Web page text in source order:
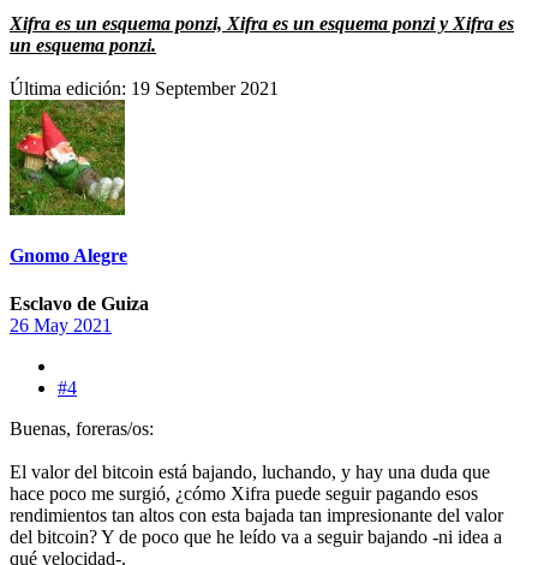
Xifra es un esquema ponzi, Xifra es un esquema ponzi y Xifra es
un esquema ponzi.
Última edición: 19 September 2021
Gnomo Alegre
Esclavo de Guiza
26 May 2021
#4
Buenas, foreras/os:
El valor del bitcoin está bajando, luchando, y hay una duda que
hace poco me surgió, ¿cómo Xifra puede seguir pagando esos
rendimientos tan altos con esta bajada tan impresionante del valor
del bitcoin? Y de poco que he leído va a seguir bajando -ni idea a
qué velocidad-.